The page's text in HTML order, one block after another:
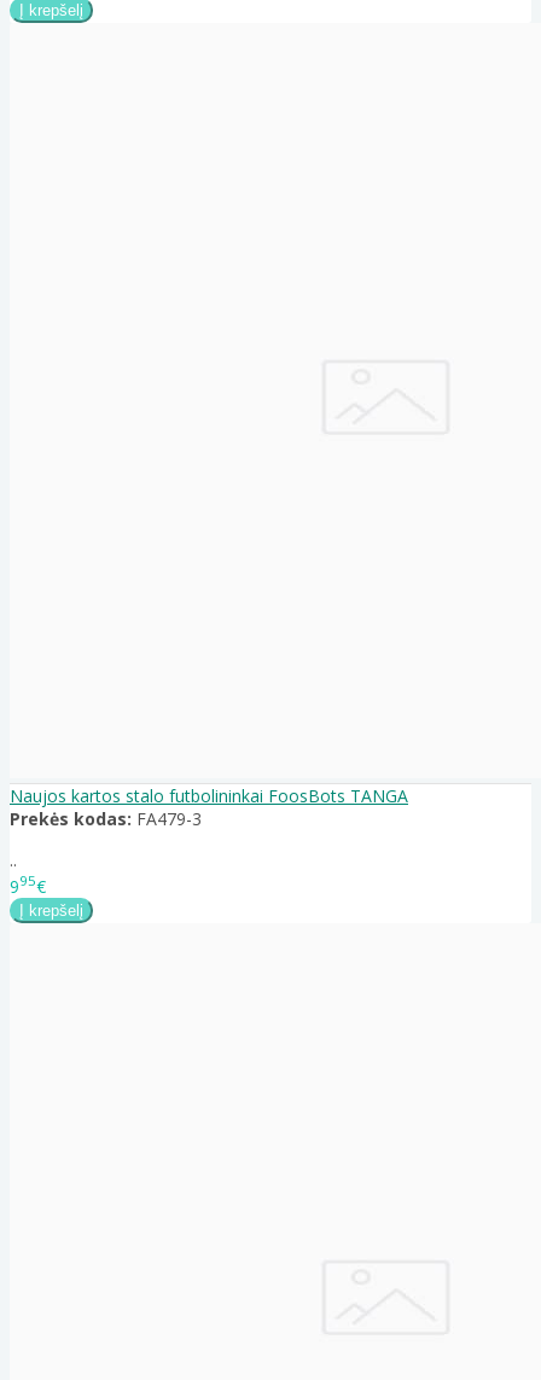
Naujos kartos stalo futbolininkai FoosBots TANGA
Prekės kodas: FA479-3
..
995€